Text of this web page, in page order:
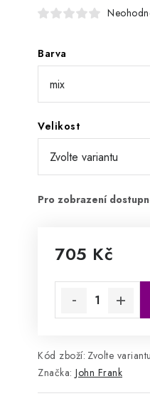
Barva
Velikost
705 Kč
Kód zboží: Zvolte variantu
Značka: John Frank